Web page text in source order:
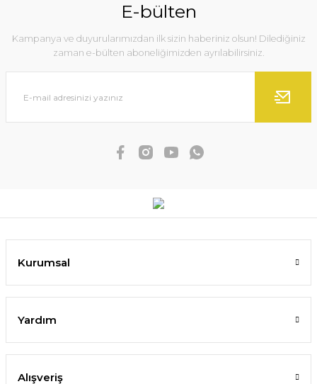
E-bülten
Kampanya ve duyurularımızdan ilk sizin haberiniz olsun! Dilediğiniz
zaman e-bülten aboneliğimizden ayrılabilirsiniz.
Kurumsal
Yardım
Alışveriş